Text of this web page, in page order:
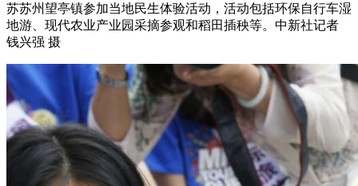
苏苏州望亭镇参加当地民生体验活动，活动包括环保自行车湿
地游、现代农业产业园采摘参观和稻田插秧等。中新社记者
钱兴强 摄